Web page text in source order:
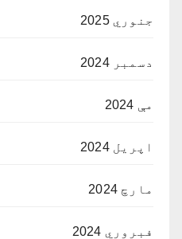
جنوري 2025
دسمبر 2024
مې 2024
اپریل 2024
مارچ 2024
فبروري 2024